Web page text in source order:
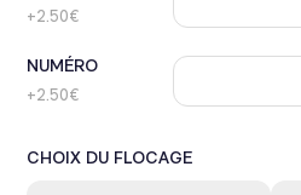
+2.50€
NUMÉRO
+2.50€
CHOIX DU FLOCAGE